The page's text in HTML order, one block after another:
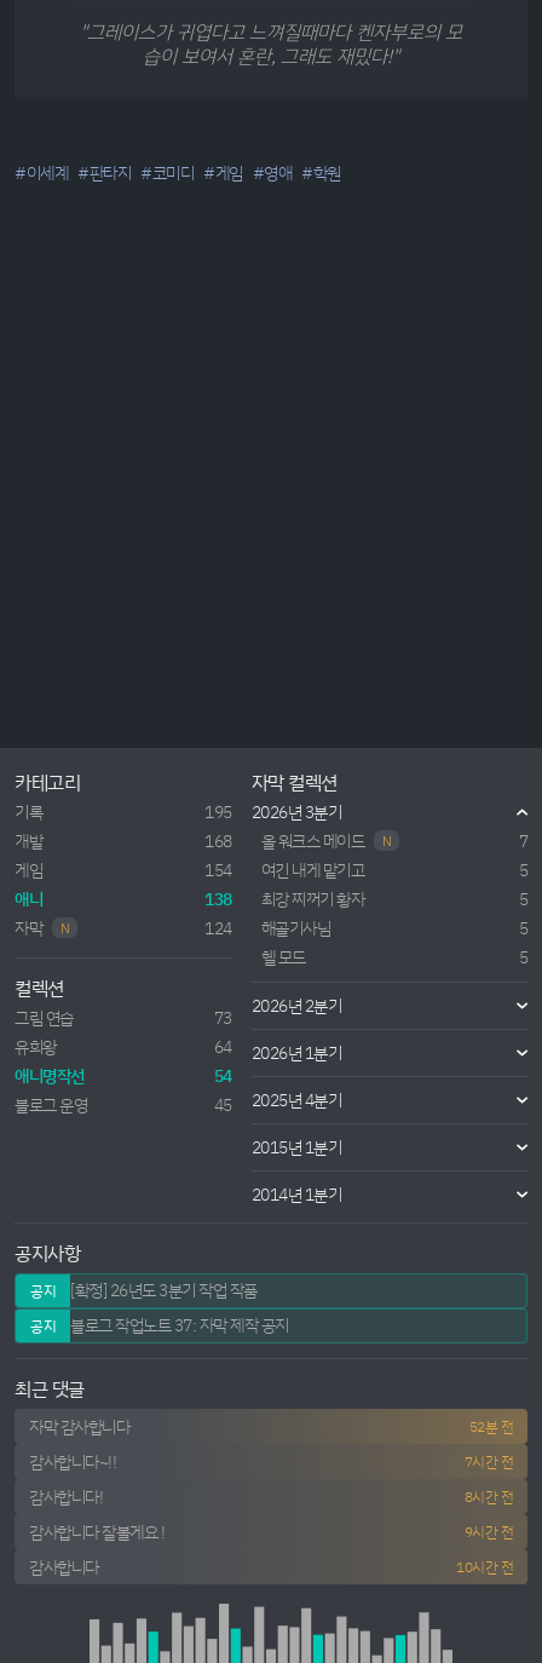
"그레이스가 귀엽다고 느껴질때마다 켄자부로의 모
습이 보여서 혼란, 그래도 재밌다!"
#이세계 #판타지 #코미디 #게임 #영애 #학원
카테고리
기록
195
개발
168
게임
154
애니
138
자막
N 124
컬렉션
그림 연습
73
유희왕
64
애니명작선
54
블로그 운영
45
자막 컬렉션
2026년 3분기
올 워크스 메이드
N
7
여긴 내게 맡기고
5
최강 찌꺼기 황자
5
해골기사님
5
헬 모드
5
2026년 2분기
2026년 1분기
2025년 4분기
2015년 1분기
2014년 1분기
공지사항
공지 [확정] 26년도 3분기 작업 작품
공지 블로그 작업노트 37: 자막 제작 공지
최근 댓글
자막 감사합니다 52분 전
감사합니다~!! 7시간 전
감사합니다! 8시간 전
감사합니다 잘볼게요 ! 9시간 전
감사합니다 10시간 전